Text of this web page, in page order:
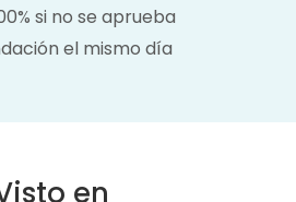
si no se aprueba
el mismo día
en